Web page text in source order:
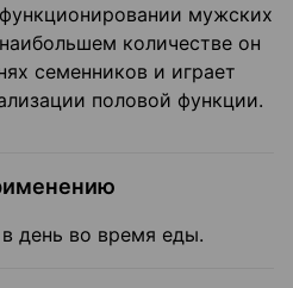
мужских
количестве он
семенников и играет
половой функции.
день во время еды.